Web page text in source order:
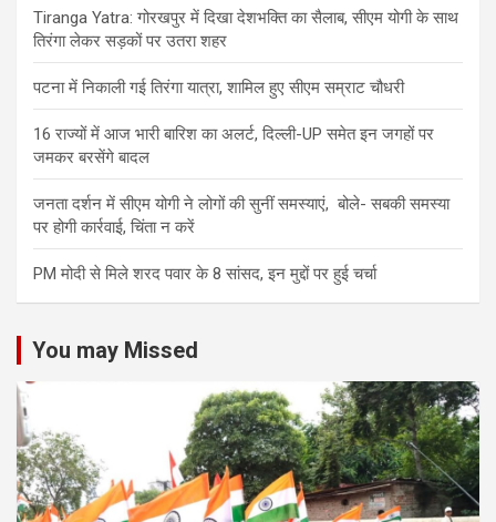
Tiranga Yatra: गोरखपुर में दिखा देशभक्ति का सैलाब, सीएम योगी के साथ
तिरंगा लेकर सड़कों पर उतरा शहर
पटना में निकाली गई तिरंगा यात्रा, शामिल हुए सीएम सम्राट चौधरी
16 राज्यों में आज भारी बारिश का अलर्ट, दिल्ली-UP समेत इन जगहों पर
जमकर बरसेंगे बादल
जनता दर्शन में सीएम योगी ने लोगों की सुनीं समस्याएं, बोले- सबकी समस्या
पर होगी कार्रवाई, चिंता न करें
PM मोदी से मिले शरद पवार के 8 सांसद, इन मुद्दों पर हुई चर्चा
You may Missed